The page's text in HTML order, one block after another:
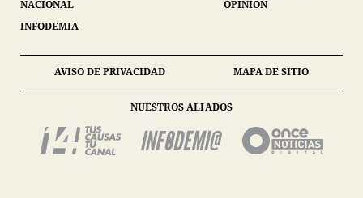
NACIONAL
INFODEMIA
OPINIÓN
AVISO DE PRIVACIDAD MAPA DE SITIO
NUESTROS ALIADOS